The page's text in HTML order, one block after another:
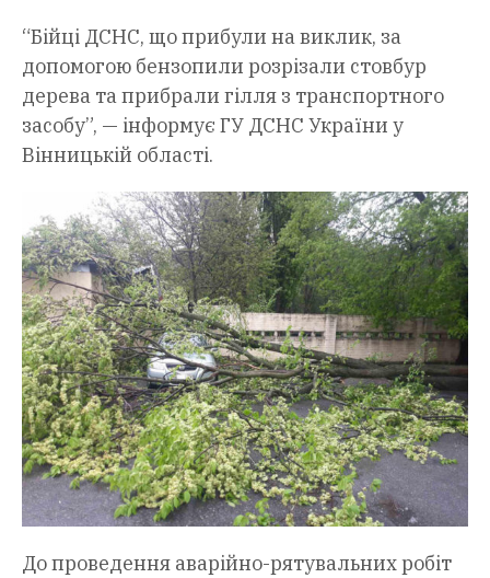
“Бійці ДСНС, що прибули на виклик, за
допомогою бензопили розрізали стовбур
дерева та прибрали гілля з транспортного
засобу”, — інформує ГУ ДСНС України у
Вінницькій області.
До проведення аварійно-рятувальних робіт